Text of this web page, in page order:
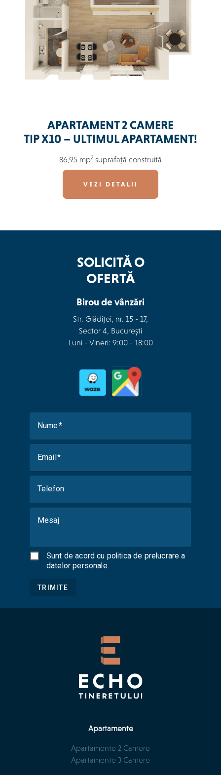
APARTAMENT 2 CAMERE
TIP X10 – ULTIMUL APARTAMENT!
86,95 mp2 suprafață construită
VEZI DETALII
SOLICITĂ O
OFERTĂ
Birou de vânzări
Str. Glădiței, nr. 15 - 17,
Sector 4, București
Luni - Vineri: 9:00 - 18:00
Nume
Email
Telefon
Mesaj
Sunt de acord cu politica de prelucrare a
datelor personale.
TRIMITE
Apartamente
Apartamente 2 Camere
Apartamente 3 Camere